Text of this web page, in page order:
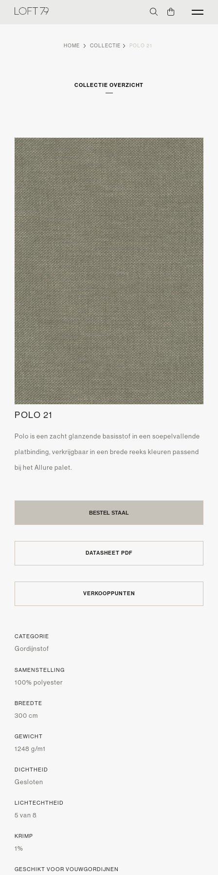
HOME COLLECTIE POLO 21
COLLECTIE OVERZICHT
POLO 21
Polo is een zacht glanzende basisstof in een soepelvallende
platbinding, verkrijgbaar in een brede reeks kleuren passend
bij het Allure palet.
BESTEL STAAL
DATASHEET PDF
VERKOOPPUNTEN
CATEGORIE
Gordijnstof
SAMENSTELLING
100% polyester
BREEDTE
300 cm
GEWICHT
1248 g/m1
DICHTHEID
Gesloten
LICHTECHTHEID
5 van 8
KRIMP
1%
GESCHIKT VOOR VOUWGORDIJNEN